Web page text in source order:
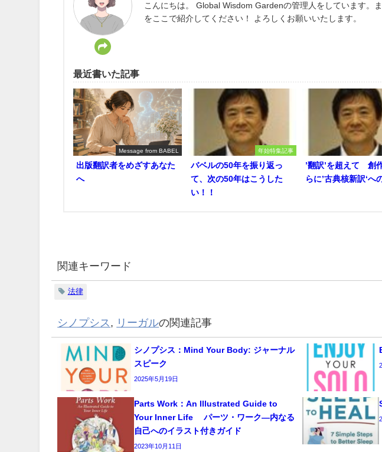
こんにちは。 Global Wisdom Gardenの管理人をしています。
をここで紹介してください！ よろしくお願いいたします。
最近書いた記事
Message from BABEL
出版翻訳者をめざすあなた
へ
年始特集記事
バベルの50年を振り返っ
て、次の50年はこうした
い！！
’翻訳’を超えて 創
らに’古典核新訳‘へ
関連キーワード
法律
シノプシス , リーガルの関連記事
シノプシス：Mind Your Body: ジャーナル
スピーク
2025年5月19日
Parts Work：An Illustrated Guide to
Your Inner Life パーツ・ワーク―内なる
自己へのイラスト付きガイド
2023年10月11日